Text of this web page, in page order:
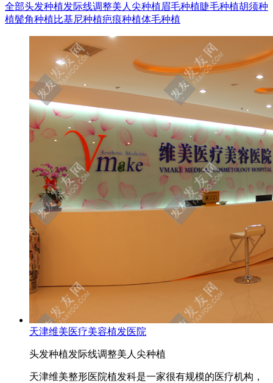
全部头发种植发际线调整美人尖种植眉毛种植睫毛种植胡须种
植鬓角种植比基尼种植疤痕种植体毛种植
天津维美医疗美容植发医院
头发种植发际线调整美人尖种植
天津维美整形医院植发科是一家很有规模的医疗机构，